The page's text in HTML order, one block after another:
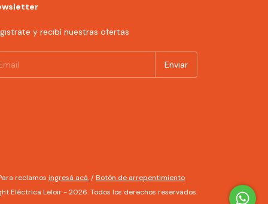
y recibí nuestras ofertas
reclamos ingresá acá./ Botón de arrepentimiento
Eléctrica Leloir - 2026. Todos los derechos reservados.